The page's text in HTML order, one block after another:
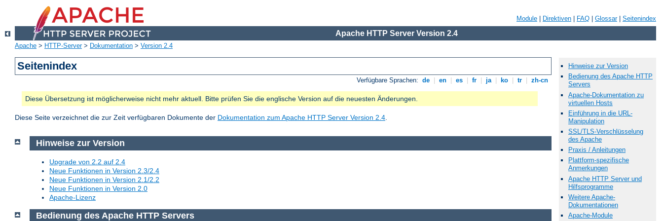
Module Direktiven FAQ Glossar| Seitenindex
Apache HTTP Server Version 2.4
Apache > HTTP-Server> Dokumentation > Version 2.4
Seitenindex
Verfügbare Sprachen: de en es fr ja ko tr zh-cn
Diese Übersetzung ist möglicherweise nicht mehr aktuell. Bitte prüfen Sie die englische Version auf die neuesten Änderungen.
Diese Seite verzeichnet die zur Zeit verfügbaren Dokumente der Dokumentation zum Apache HTTP Server Version 2.4.
Hinweise zur Version
Bedienung des Apache HTTP
Servers
Apache-Dokumentation zu
virtuellen Hosts
Einführung in die URL-
Manipulation
SSL/TLS-Verschlüsselung
des Apache
Praxis / Anleitungen
Plattform-spezifische
Anmerkungen
Apache HTTP Server und
Hilfsprogramme
Weitere Apache-
Dokumentationen
Apache-Module
Hinweise zur Version
Upgrade von 2.2 auf 2.4
Neue Funktionen in Version 2.3/2.4
Neue Funktionen in Version 2.1/2.2
Neue Funktionen in Version 2.0
Apache-Lizenz
Bedienung des Apache HTTP Servers